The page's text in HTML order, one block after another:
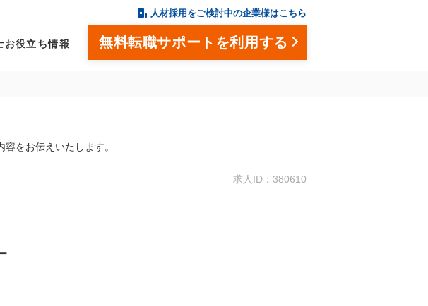
人材採用をご検討中の企業様はこちら
お役立ち情報 無料転職サポートを利用する
をお伝えいたします。
求人ID：380610